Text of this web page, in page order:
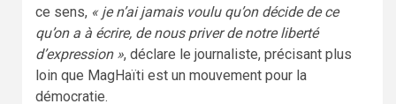
ce sens, « je n’ai jamais voulu qu’on décide de ce
qu’on a à écrire, de nous priver de notre liberté
d’expression », déclare le journaliste, précisant plus
loin que MagHaïti est un mouvement pour la
démocratie.